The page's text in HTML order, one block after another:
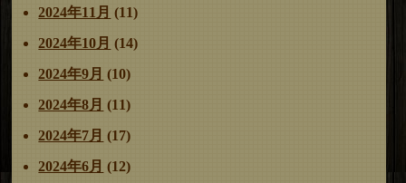
2024年11月 (11)
2024年10月 (14)
2024年9月 (10)
2024年8月 (11)
2024年7月 (17)
2024年6月 (12)